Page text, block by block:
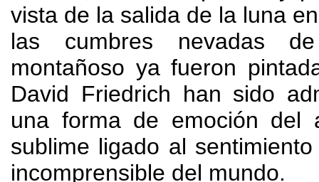
vista de la salida de la luna
las cumbres nevadas
montañoso ya fueron
David Friedrich han sido
una forma de emoción del
sublime ligado al
incomprensible del mundo.